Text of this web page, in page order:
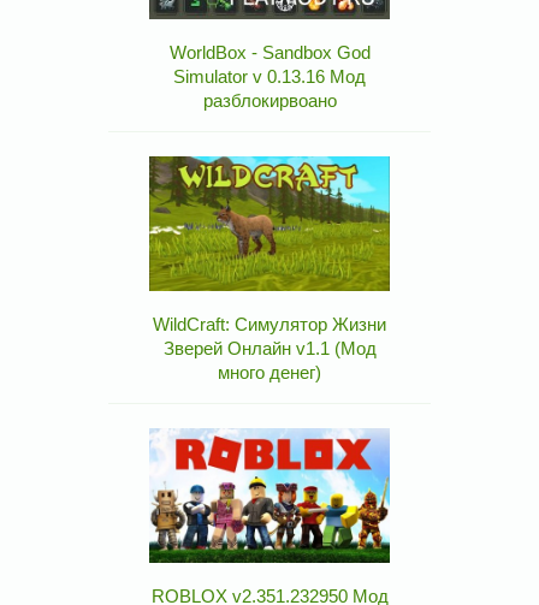
WorldBox - Sandbox God
Simulator v 0.13.16 Мод
разблокирвоано
WildCraft: Симулятор Жизни
Зверей Онлайн v1.1 (Мод
много денег)
ROBLOX v2.351.232950 Мод